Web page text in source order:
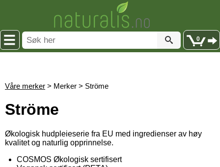
0
Våre merker > Merker > Ströme
Ströme
Økologisk hudpleieserie fra EU med ingredienser av høy
kvalitet og naturlig opprinnelse.
COSMOS Økologisk sertifisert